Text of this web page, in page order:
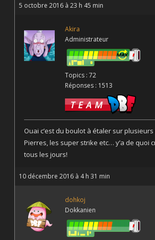
5 octobre 2016 à 23 h 45 min
Akira
Administrateur
Topics : 72
Réponses : 1513
Ouai c’est du boulot à étaler sur
Pierres, les super strike etc… y’a de quoi
tous les jours!
10 décembre 2016 à 4 h 31 min
dohkoj
Dokkanien